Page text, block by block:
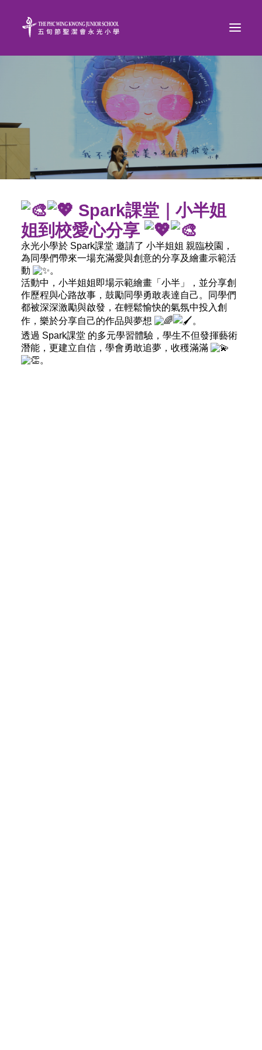
Spark課堂｜小半姐
姐到校愛心分享
永光小學於 Spark課堂 邀請了 小半姐姐 親臨校園，
為同學們帶來一場充滿愛與創意的分享及繪畫示範活
動
。
活動中，小半姐姐即場示範繪畫「小半」，並分享創
作歷程與心路故事，鼓勵同學勇敢表達自己。同學們
都被深深激勵與啟發，在輕鬆愉快的氣氛中投入創
作，樂於分享自己的作品與夢想
。
透過 Spark課堂 的多元學習體驗，學生不但發揮藝術
潛能，更建立自信，學會勇敢追夢，收穫滿滿
。